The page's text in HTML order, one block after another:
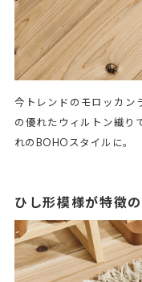
今トレンドのモロッカン
の優れたウィルトン織り
れのBOHOスタイルに。
ひし形模様が特徴